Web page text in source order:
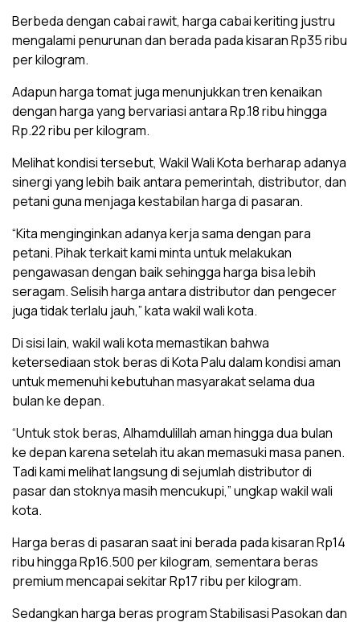
Berbeda dengan cabai rawit, harga cabai keriting justru
mengalami penurunan dan berada pada kisaran Rp35 ribu
per kilogram.
Adapun harga tomat juga menunjukkan tren kenaikan
dengan harga yang bervariasi antara Rp.18 ribu hingga
Rp.22 ribu per kilogram.
Melihat kondisi tersebut, Wakil Wali Kota berharap adanya
sinergi yang lebih baik antara pemerintah, distributor, dan
petani guna menjaga kestabilan harga di pasaran.
“Kita menginginkan adanya kerja sama dengan para
petani. Pihak terkait kami minta untuk melakukan
pengawasan dengan baik sehingga harga bisa lebih
seragam. Selisih harga antara distributor dan pengecer
juga tidak terlalu jauh,” kata wakil wali kota.
Di sisi lain, wakil wali kota memastikan bahwa
ketersediaan stok beras di Kota Palu dalam kondisi aman
untuk memenuhi kebutuhan masyarakat selama dua
bulan ke depan.
“Untuk stok beras, Alhamdulillah aman hingga dua bulan
ke depan karena setelah itu akan memasuki masa panen.
Tadi kami melihat langsung di sejumlah distributor di
pasar dan stoknya masih mencukupi,” ungkap wakil wali
kota.
Harga beras di pasaran saat ini berada pada kisaran Rp14
ribu hingga Rp16.500 per kilogram, sementara beras
premium mencapai sekitar Rp17 ribu per kilogram.
Sedangkan harga beras program Stabilisasi Pasokan dan